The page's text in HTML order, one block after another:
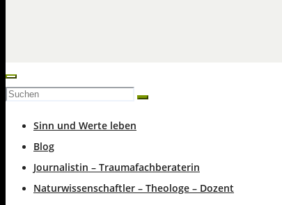
Sinn und Werte leben
Blog
Journalistin – Traumafachberaterin
Naturwissenschaftler – Theologe – Dozent